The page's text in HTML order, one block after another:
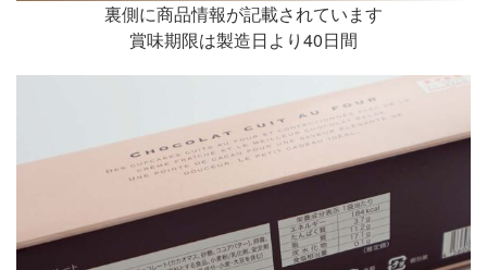
裏側に商品情報が記載されています
賞味期限は製造日より40日間